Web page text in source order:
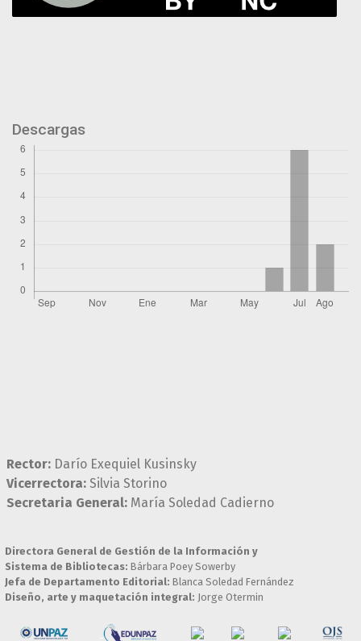
Descargas
Rector: Darío Exequiel Kusinsky
Vicerrectora: Silvia Storino
Secretaria General: María Soledad Cadierno
Directora General de Gestión de la Información y
Sistema de Bibliotecas: Bárbara Poey Sowerby
Jefa de Departamento Editorial: Blanca Soledad Fernández
Diseño, arte y maquetación integral: Jorge Otermin